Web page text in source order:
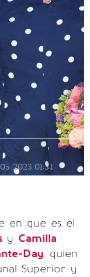
2023 01:54
en que es el
y Camilla
Day, quien
Superior y